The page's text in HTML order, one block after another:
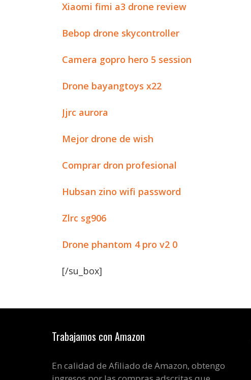
Xiaomi fimi a3 drone review
Bebop drone skycontroller
Camera gopro hero 5 session
Drone bayangtoys x22
Jjrc aurora
Mejor drone de wish
Comprar dron profesional
Hubsan zino wifi password
Zlrc sg906
Drone phantom 4 pro v2 0
[/su_box]
Trabajamos con Amazon
En calidad de Afiliado de Amazon, obtengo